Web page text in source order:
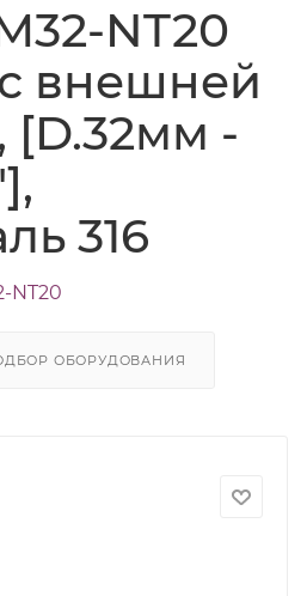
NT20
внешней
[D.32мм -
316
NT20
ОБОРУДОВАНИЯ